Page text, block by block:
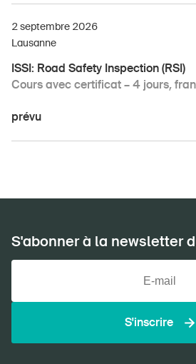
2 septembre 2026
Lausanne
ISSI: Road Safety Inspection (RSI)
Cours avec certificat – 4 jours,
prévu
S'abonner à la newsletter
S'inscrire